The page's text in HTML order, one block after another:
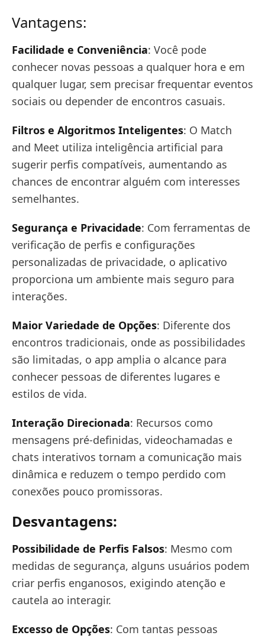
Vantagens:
Facilidade e Conveniência: Você pode
conhecer novas pessoas a qualquer hora e em
qualquer lugar, sem precisar frequentar eventos
sociais ou depender de encontros casuais.
Filtros e Algoritmos Inteligentes: O Match
and Meet utiliza inteligência artificial para
sugerir perfis compatíveis, aumentando as
chances de encontrar alguém com interesses
semelhantes.
Segurança e Privacidade: Com ferramentas de
verificação de perfis e configurações
personalizadas de privacidade, o aplicativo
proporciona um ambiente mais seguro para
interações.
Maior Variedade de Opções: Diferente dos
encontros tradicionais, onde as possibilidades
são limitadas, o app amplia o alcance para
conhecer pessoas de diferentes lugares e
estilos de vida.
Interação Direcionada: Recursos como
mensagens pré-definidas, videochamadas e
chats interativos tornam a comunicação mais
dinâmica e reduzem o tempo perdido com
conexões pouco promissoras.
Desvantagens:
Possibilidade de Perfis Falsos: Mesmo com
medidas de segurança, alguns usuários podem
criar perfis enganosos, exigindo atenção e
cautela ao interagir.
Excesso de Opções: Com tantas pessoas